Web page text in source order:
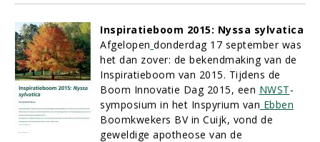
Inspiratieboom 2015: Nyssa sylvatica
Afgelopen donderdag 17 september was
het dan zover: de bekendmaking van de
Inspiratieboom van 2015. Tijdens de
Boom Innovatie Dag 2015, een NWST-
symposium in het Inspyrium van Ebben
Boomkwekers BV in Cuijk, vond de
geweldige apotheose van de